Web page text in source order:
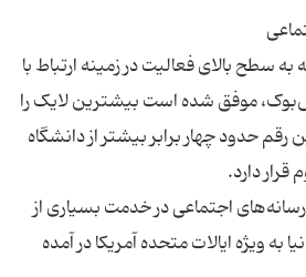
به سطح بالای فعالیت در زمینه ارتباط با
موفق شده است بیشترین لایک را
حدود چهار برابر بیشتر از دانشگاه
اجتماعی در خدمت بسیاری از
به ویژه ایالات متحده آمریکا در آمده